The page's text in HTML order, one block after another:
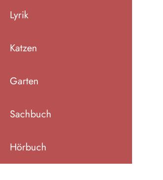
Lyrik
Katzen
Garten
Sachbuch
Hörbuch